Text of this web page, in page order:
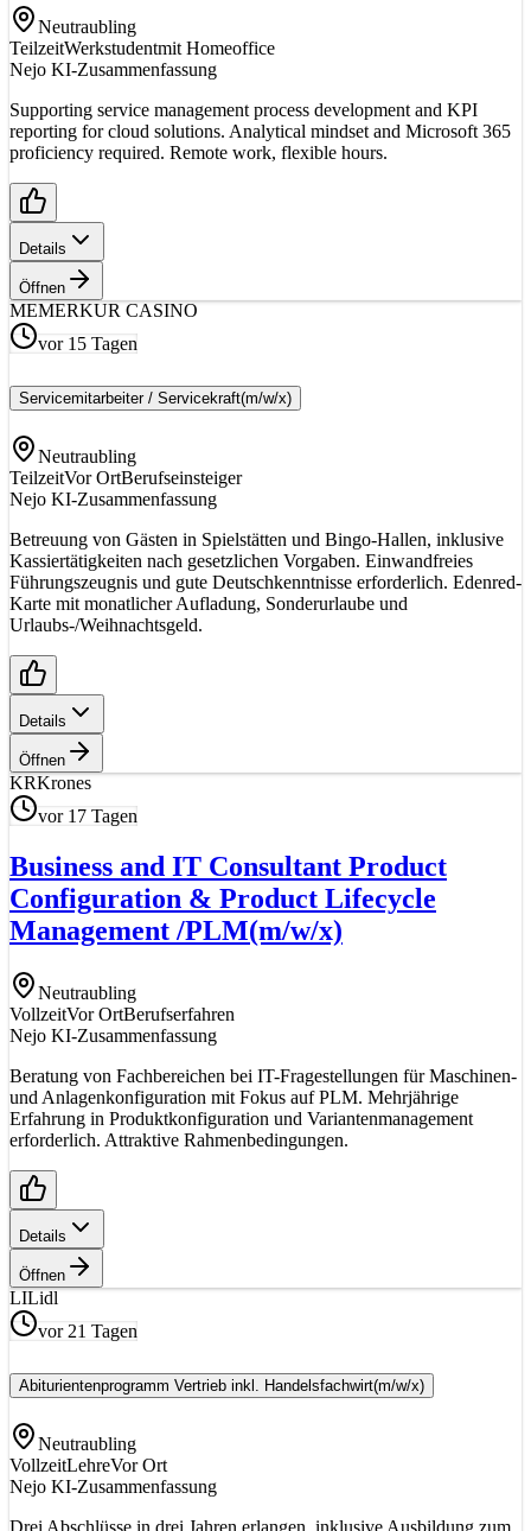
Neutraubling
TeilzeitWerkstudentmit Homeoffice
Nejo KI-Zusammenfassung
Supporting service management process development and KPI
reporting for cloud solutions. Analytical mindset and Microsoft 365
proficiency required. Remote work, flexible hours.
Details
Öffnen
MEMERKUR CASINO
vor 15 Tagen
Servicemitarbeiter / Servicekraft(m/w/x)
Neutraubling
TeilzeitVor OrtBerufseinsteiger
Nejo KI-Zusammenfassung
Betreuung von Gästen in Spielstätten und Bingo-Hallen, inklusive
Kassiertätigkeiten nach gesetzlichen Vorgaben. Einwandfreies
Führungszeugnis und gute Deutschkenntnisse erforderlich. Edenred-
Karte mit monatlicher Aufladung, Sonderurlaube und
Urlaubs-/Weihnachtsgeld.
Details
Öffnen
KRKrones
vor 17 Tagen
Business and IT Consultant Product
Configuration & Product Lifecycle
Management /PLM(m/w/x)
Neutraubling
VollzeitVor OrtBerufserfahren
Nejo KI-Zusammenfassung
Beratung von Fachbereichen bei IT-Fragestellungen für Maschinen-
und Anlagenkonfiguration mit Fokus auf PLM. Mehrjährige
Erfahrung in Produktkonfiguration und Variantenmanagement
erforderlich. Attraktive Rahmenbedingungen.
Details
Öffnen
LILidl
vor 21 Tagen
Abiturientenprogramm Vertrieb inkl. Handelsfachwirt(m/w/x)
Neutraubling
VollzeitLehreVor Ort
Nejo KI-Zusammenfassung
Drei Abschlüsse in drei Jahren erlangen, inklusive Ausbildung zum